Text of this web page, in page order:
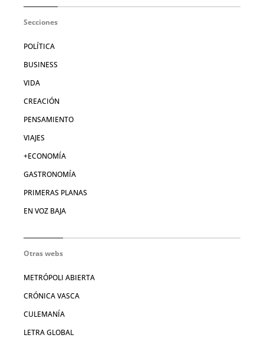
Secciones
POLÍTICA
BUSINESS
VIDA
CREACIÓN
PENSAMIENTO
VIAJES
+ECONOMÍA
GASTRONOMÍA
PRIMERAS PLANAS
EN VOZ BAJA
Otras webs
METRÓPOLI ABIERTA
CRÓNICA VASCA
CULEMANÍA
LETRA GLOBAL